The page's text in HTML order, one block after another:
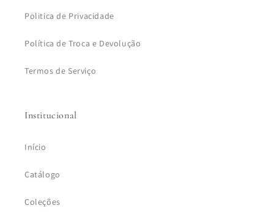
Politica de Privacidade
Política de Troca e Devolução
Termos de Serviço
Institucional
Início
Catálogo
Coleções